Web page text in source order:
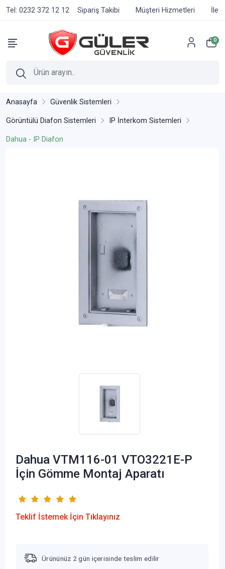
Tel: 0232 372 12 12 Sipariş Takibi Müşteri Hizmetleri
0
Anasayfa Güvenlik Sistemleri
Görüntülü Diafon Sistemleri IP İnterkom Sistemleri
Dahua - IP Diafon
Dahua VTM116-01 VTO3221E-P
İçin Gömme Montaj Aparatı
Teklif İstemek İçin Tıklayınız
Ürününüz 2 gün içerisinde teslim edilir